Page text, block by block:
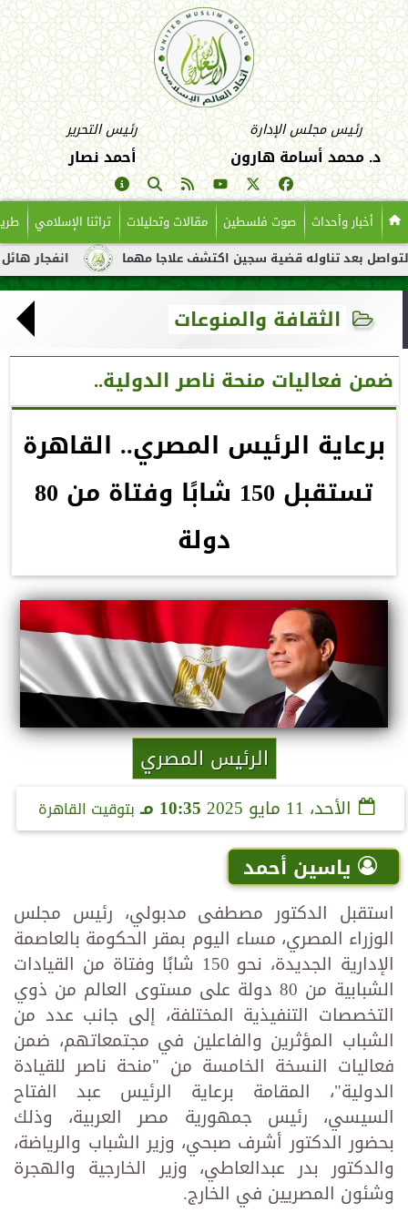
رئيس مجلس الإدارة
د. محمد أسامة هارون
رئيس التحرير
أحمد نصار
أخبار وأحداث صوت فلسطين مقالات وتحليلات تراثنا الإسلامي
انفجار هائل لناقلة تناوله قضية سجين اكتشف علاجا مهما
الثقافة والمنوعات
ضمن فعاليات منحة ناصر الدولية..
برعاية الرئيس المصري.. القاهرة
تستقبل 150 شابًا وفتاة من 80
دولة
الرئيس المصري
الأحد، 11 مايو 2025 10:35 مـ بتوقيت القاهرة
ياسين أحمد
استقبل الدكتور مصطفى مدبولي، رئيس مجلس
الوزراء المصري، مساء اليوم بمقر الحكومة بالعاصمة
الإدارية الجديدة، نحو 150 شابًا وفتاة من القيادات
الشبابية من 80 دولة على مستوى العالم من ذوي
التخصصات التنفيذية المختلفة، إلى جانب عدد من
الشباب المؤثرين والفاعلين في مجتمعاتهم، ضمن
فعاليات النسخة الخامسة من "منحة ناصر للقيادة
الدولية"، المقامة برعاية الرئيس عبد الفتاح
السيسي، رئيس جمهورية مصر العربية، وذلك
بحضور الدكتور أشرف صبحي، وزير الشباب والرياضة،
والدكتور بدر عبدالعاطي، وزير الخارجية والهجرة
وشئون المصريين في الخارج.